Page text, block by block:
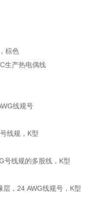
棕色
生产热电偶线
线规号
线规，K型
号线规的多股线，K型
，24 AWG线规号，K型